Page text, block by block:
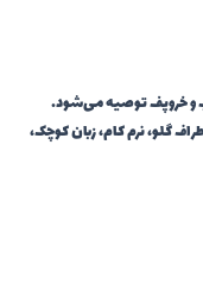
و خروپف توصیه می‌شود.
گلو، نرم کام، زبان کوچک،